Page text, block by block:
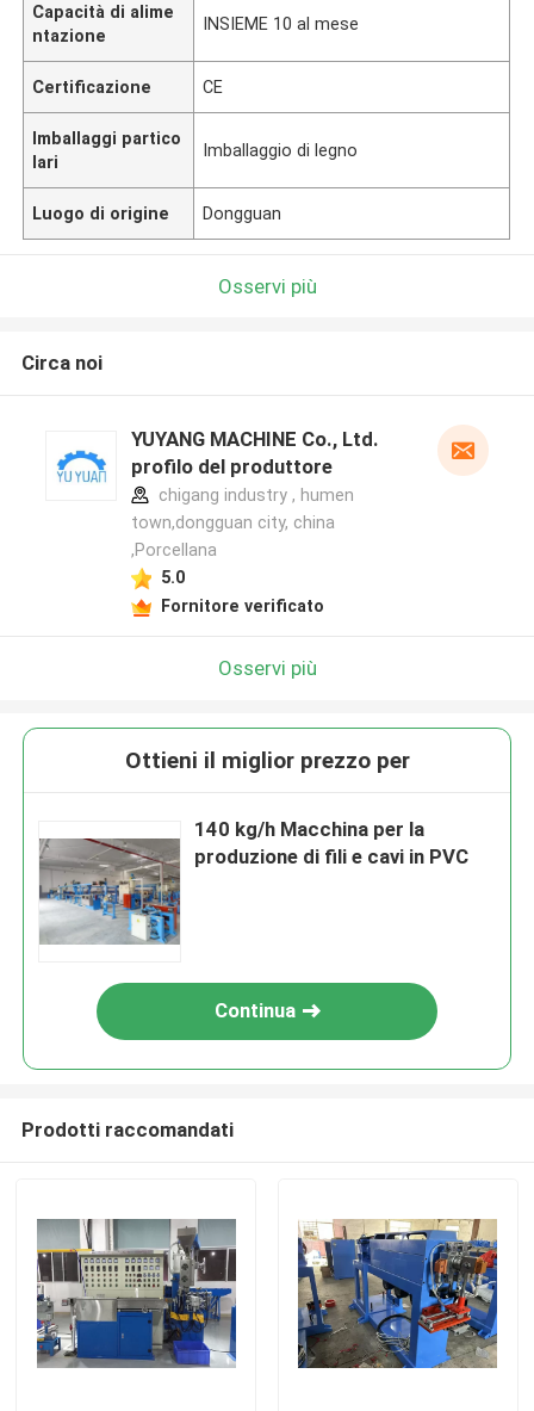
Capacità di alime
ntazione
INSIEME 10 al mese
Certificazione CE
Imballaggi partico
lari
Imballaggio di legno
Luogo di origine Dongguan
Osservi più
Circa noi
YUYANG MACHINE Co., Ltd.
profilo del produttore
chigang industry , humen
town,dongguan city, china
,Porcellana
5.0
Fornitore verificato
Osservi più
Ottieni il miglior prezzo per
140 kg/h Macchina per la
produzione di fili e cavi in PVC
Continua
Prodotti raccomandati